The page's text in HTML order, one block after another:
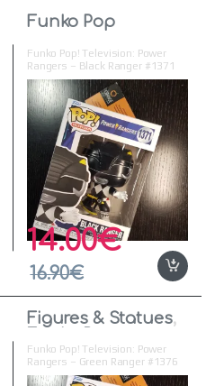
Funko Pop
Funko Pop! Television: Power
Rangers – Black Ranger #1371
Vinyl Figure
14.00€
16.90€
Figures & Statues,
Funko Pop! Television: Power
Rangers – Green Ranger #1376
Vinyl Figure